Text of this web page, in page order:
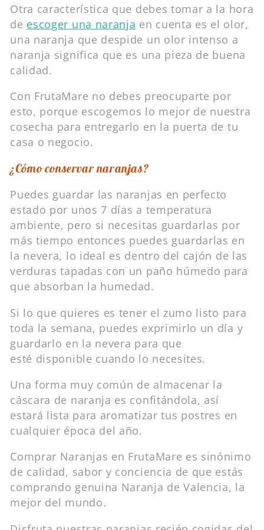
Otra característica que debes tomar a la hora
de escoger una naranja en cuenta es el olor,
una naranja que despide un olor intenso a
naranja significa que es una pieza de buena
calidad.
Con FrutaMare no debes preocuparte por
esto, porque escogemos lo mejor de nuestra
cosecha para entregarlo en la puerta de tu
casa o negocio.
¿Cómo conservar naranjas?
Puedes guardar las naranjas en perfecto
estado por unos 7 días a temperatura
ambiente, pero si necesitas guardarlas por
más tiempo entonces puedes guardarlas en
la nevera, lo ideal es dentro del cajón de las
verduras tapadas con un paño húmedo para
que absorban la humedad.
Si lo que quieres es tener el zumo listo para
toda la semana, puedes exprimirlo un día y
guardarlo en la nevera para que
esté disponible cuando lo necesites.
Una forma muy común de almacenar la
cáscara de naranja es confitándola, así
estará lista para aromatizar tus postres en
cualquier época del año.
Comprar Naranjas en FrutaMare es sinónimo
de calidad, sabor y conciencia de que estás
comprando genuina Naranja de Valencia, la
mejor del mundo.